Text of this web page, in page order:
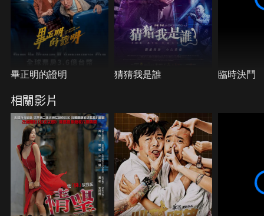
畢正明的證明 猜猜我是誰 臨時決鬥
相關影片